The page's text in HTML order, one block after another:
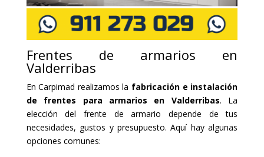
Frentes de armarios en
Valderribas
En Carpimad realizamos la fabricación e instalación
de frentes para armarios en Valderribas. La
elección del frente de armario depende de tus
necesidades, gustos y presupuesto. Aquí hay algunas
opciones comunes: